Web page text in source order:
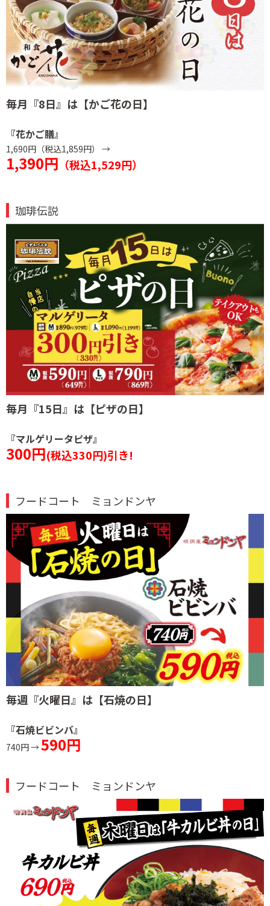
毎月『8日』は 【かご花の日】
『花かご膳』
1,690円（税込1,859円） →
1,390円 （税込1,529円）
珈琲伝説
毎月『15日』は 【ピザの日】
『マルゲリータピザ』
300円(税込330円)引き!
フードコート ミョンドンヤ
毎週『火曜日』は 【石焼の日】
『石焼ビビンバ』
740円 →590円
フードコート ミョンドンヤ